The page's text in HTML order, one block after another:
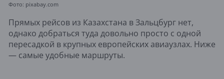
Фото: pixabay.com
Прямых рейсов из Казахстана в Зальцбург нет,
однако добраться туда довольно просто с одной
пересадкой в крупных европейских авиаузлах. Ниже
— самые удобные маршруты.